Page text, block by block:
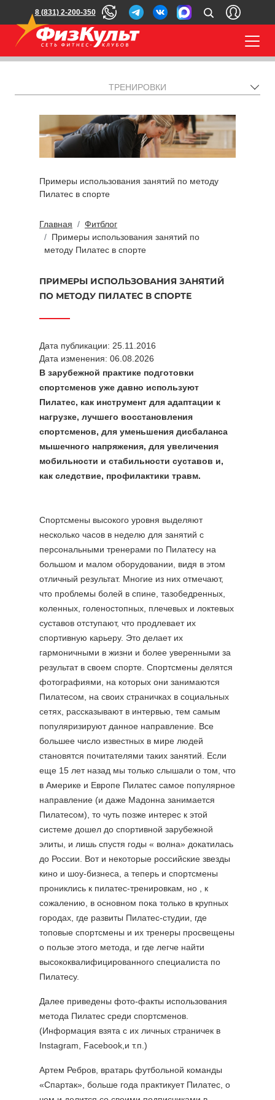
8 (831) 2-200-350
ТРЕНИРОВКИ
Примеры использования занятий по методу
Пилатес в спорте
Главная
Фитблог
Примеры использования занятий по
методу Пилатес в спорте
ПРИМЕРЫ ИСПОЛЬЗОВАНИЯ ЗАНЯТИЙ
ПО МЕТОДУ ПИЛАТЕС В СПОРТЕ
Дата публикации: 25.11.2016
Дата изменения: 06.08.2026
В зарубежной практике подготовки
спортсменов уже давно используют
Пилатес, как инструмент для адаптации к
нагрузке, лучшего восстановления
спортсменов, для уменьшения дисбаланса
мышечного напряжения, для увеличения
мобильности и стабильности суставов и,
как следствие, профилактики травм.
Спортсмены высокого уровня выделяют
несколько часов в неделю для занятий с
персональными тренерами по Пилатесу на
большом и малом оборудовании, видя в этом
отличный результат. Многие из них отмечают,
что проблемы болей в спине, тазобедренных,
коленных, голеностопных, плечевых и локтевых
суставов отступают, что продлевает их
спортивную карьеру. Это делает их
гармоничными в жизни и более уверенными за
результат в своем спорте. Спортсмены делятся
фотографиями, на которых они занимаются
Пилатесом, на своих страничках в социальных
сетях, рассказывают в интервью, тем самым
популяризируют данное направление. Все
большее число известных в мире людей
становятся почитателями таких занятий. Если
еще 15 лет назад мы только слышали о том, что
в Америке и Европе Пилатес самое популярное
направление (и даже Мадонна занимается
Пилатесом), то чуть позже интерес к этой
системе дошел до спортивной зарубежной
элиты, и лишь спустя годы « волна» докатилась
до России. Вот и некоторые российские звезды
кино и шоу-бизнеса, а теперь и спортсмены
прониклись к пилатес-тренировкам, но , к
сожалению, в основном пока только в крупных
городах, где развиты Пилатес-студии, где
топовые спортсмены и их тренеры просвещены
о пользе этого метода, и где легче найти
высококвалифицированного специалиста по
Пилатесу.
Далее приведены фото-факты использования
метода Пилатес среди спортсменов.
(Информация взята с их личных страничек в
Instagram, Facebook,и т.п.)
Артем Ребров, вратарь футбольной команды
«Спартак», больше года практикует Пилатес, о